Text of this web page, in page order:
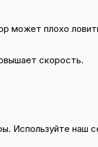
может плохо
скорость.
Используйте наш